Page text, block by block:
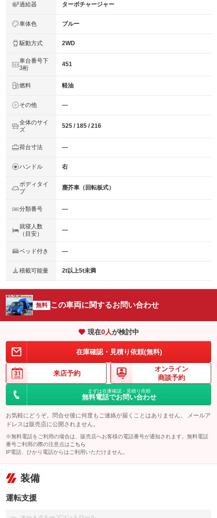
過給器 ターボチャージャー
車体色 ブルー
駆動方式 2WD
車台番号下
3桁
451
燃料 軽油
その他 ―
全体のサイ
ズ
525 / 185 / 216
荷台寸法 ―
ハンドル 右
ボディタイ
プ
塵芥車（回転板式）
分類番号 ―
就寝人数
（目安）
―
ベッド付き ―
積載可能量 2t以上5t未満
無料 この車両に関するお問い合わせ
現在0人が検討中
在庫確認・見積り依頼(無料)
来店予約
オンライン
商談予約
まずは在庫確認・見積り依頼
無料電話でお問い合わせ
お気軽にどうぞ。問合せ後に何度もご連絡が届くことはありません。 メールア
ドレスは販売店に公開されません。
※無料電話をご利用の場合は、販売店へお客様の電話番号が通知されます。無料電話
番号ご利用の際の注意点は こちら
IP電話、ひかり電話からはご利用いただけません。
装備
運転支援